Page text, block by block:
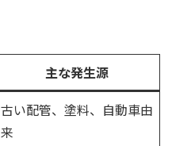
主な発生源
古い配管、塗料、自動車由
来